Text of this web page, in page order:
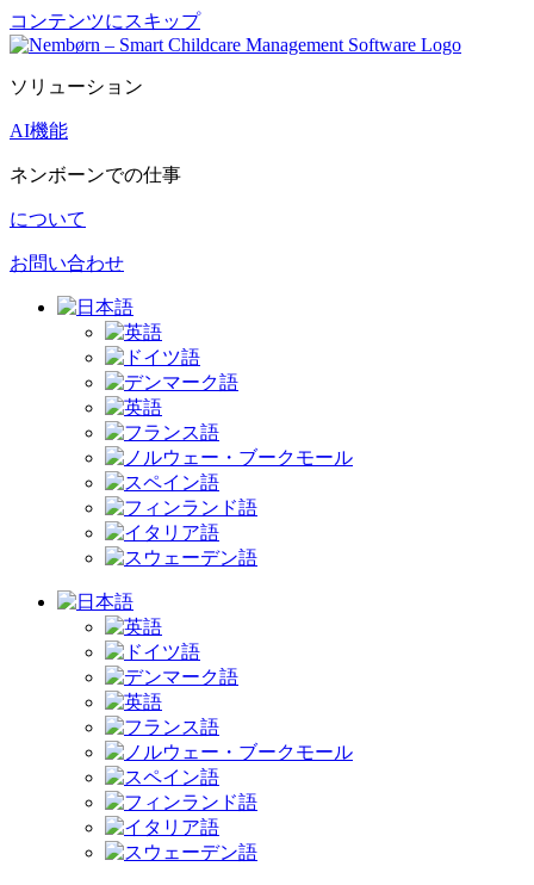
コンテンツにスキップ
ソリューション
AI機能
ネンボーンでの仕事
について
お問い合わせ